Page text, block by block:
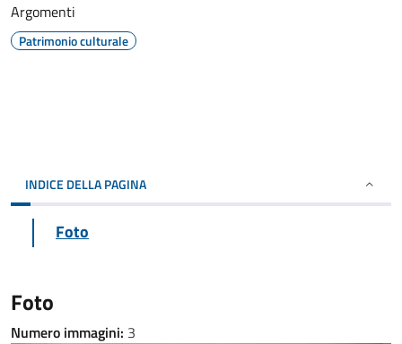
Argomenti
Patrimonio culturale
INDICE DELLA PAGINA
Foto
Foto
Numero immagini: 3